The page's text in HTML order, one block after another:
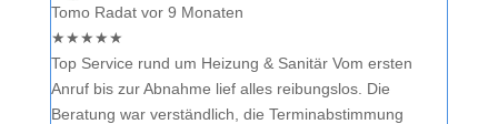
Tomo Radat vor 9 Monaten
★★★★★
Top Service rund um Heizung & Sanitär Vom ersten
Anruf bis zur Abnahme lief alles reibungslos. Die
Beratung war verständlich, die Terminabstimmung